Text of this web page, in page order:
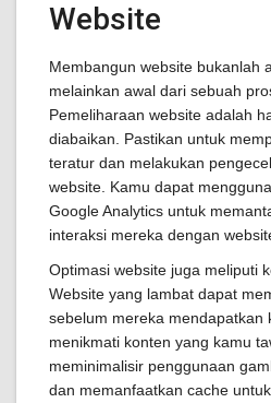
Website
Membangun website bukanlah
melainkan awal dari sebuah
Pemeliharaan website adalah
diabaikan. Pastikan untuk
teratur dan melakukan
website. Kamu dapat
Google Analytics untuk
interaksi mereka dengan
Optimasi website juga meliputi
Website yang lambat dapat
sebelum mereka mendapatkan
menikmati konten yang kamu
meminimalisir penggunaan
dan memanfaatkan cache